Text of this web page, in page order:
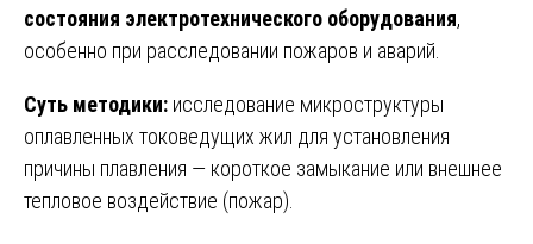
состояния электротехнического оборудования,
особенно при расследовании пожаров и аварий.
Суть методики: исследование микроструктуры
оплавленных токоведущих жил для установления
причины плавления — короткое замыкание или внешнее
тепловое воздействие (пожар).